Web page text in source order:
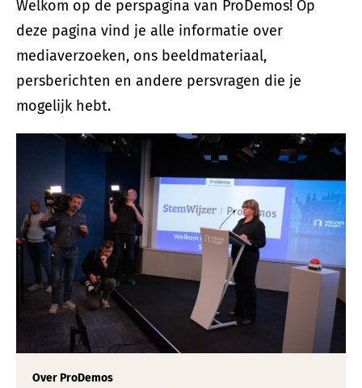
Welkom op de perspagina van ProDemos! Op
deze pagina vind je alle informatie over
mediaverzoeken, ons beeldmateriaal,
persberichten en andere persvragen die je
mogelijk hebt.
Over ProDemos